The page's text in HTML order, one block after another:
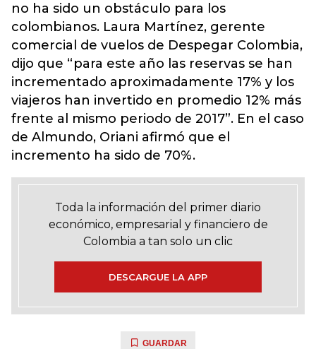
no ha sido un obstáculo para los
colombianos. Laura Martínez, gerente
comercial de vuelos de Despegar Colombia,
dijo que “para este año las reservas se han
incrementado aproximadamente 17% y los
viajeros han invertido en promedio 12% más
frente al mismo periodo de 2017”. En el caso
de Almundo, Oriani afirmó que el
incremento ha sido de 70%.
Toda la información del primer diario
económico, empresarial y financiero de
Colombia a tan solo un clic
DESCARGUE LA APP
GUARDAR